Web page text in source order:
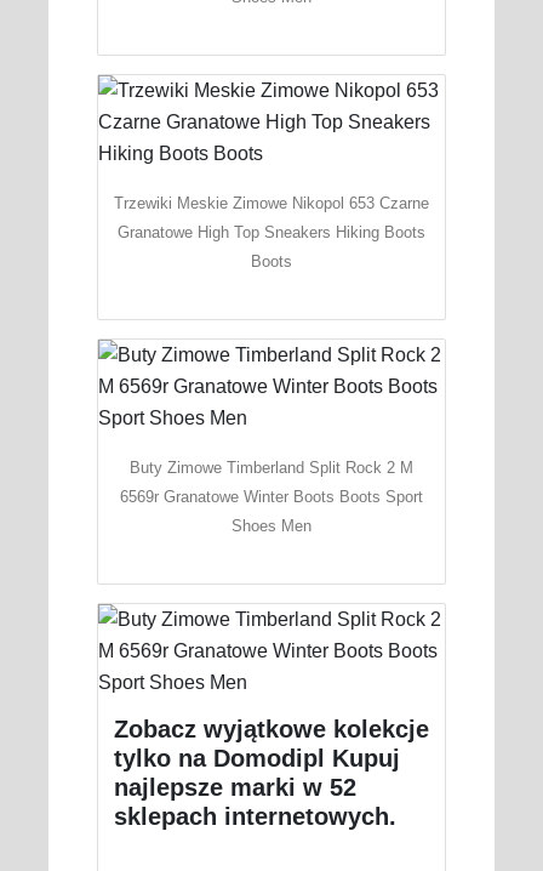
Trzewiki Meskie Zimowe Nikopol 653 Czarne
Granatowe High Top Sneakers Hiking Boots
Boots
Buty Zimowe Timberland Split Rock 2 M
6569r Granatowe Winter Boots Boots Sport
Shoes Men
Zobacz wyjątkowe kolekcje
tylko na Domodipl Kupuj
najlepsze marki w 52
sklepach internetowych.